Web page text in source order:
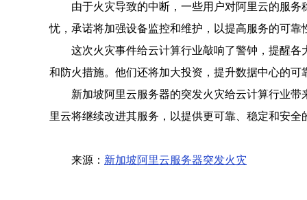
由于火灾导致的中断，一些用户对阿里云的服
忧，承诺将加强设备监控和维护，以提高服务的可靠
这次火灾事件给云计算行业敲响了警钟，提醒
和防火措施。他们还将加大投资，提升数据中心的可
新加坡阿里云服务器的突发火灾给云计算行业
里云将继续改进其服务，以提供更可靠、稳定和安全
来源： 新加坡阿里云服务器突发火灾